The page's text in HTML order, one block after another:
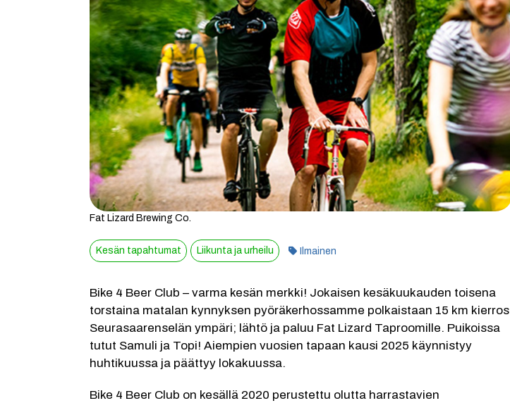
Fat Lizard Brewing Co.
Kesän tapahtumat Liikunta ja urheilu Kategoria:
Ilmainen
Bike 4 Beer Club – varma kesän merkki! Jokaisen kesäkuukauden toisena
torstaina matalan kynnyksen pyöräkerhossamme polkaistaan 15 km kierros
Seurasaarenselän ympäri; lähtö ja paluu Fat Lizard Taproomille. Puikoissa
tutut Samuli ja Topi! Aiempien vuosien tapaan kausi 2025 käynnistyy
huhtikuussa ja päättyy lokakuussa.
Bike 4 Beer Club on kesällä 2020 perustettu olutta harrastavien